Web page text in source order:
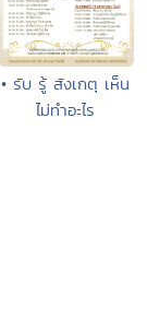
• รับ รู้ สังเกตุ เห็น
ไม่ทำอะไร